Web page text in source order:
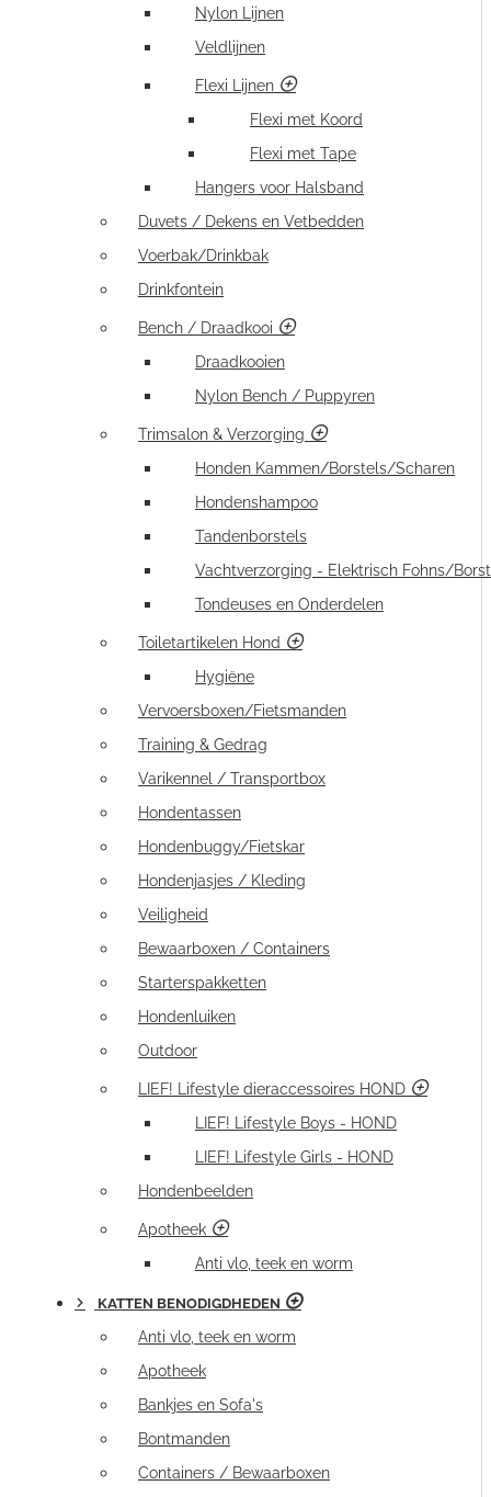
Nylon Lijnen
Veldlijnen
Flexi Lijnen
Flexi met Koord
Flexi met Tape
Hangers voor Halsband
Duvets / Dekens en Vetbedden
Voerbak/Drinkbak
Drinkfontein
Bench / Draadkooi
Draadkooien
Nylon Bench / Puppyren
Trimsalon & Verzorging
Honden Kammen/Borstels/Scharen
Hondenshampoo
Tandenborstels
Vachtverzorging - Elektrisch Fohns/
Tondeuses en Onderdelen
Toiletartikelen Hond
Hygiëne
Vervoersboxen/Fietsmanden
Training & Gedrag
Varikennel / Transportbox
Hondentassen
Hondenbuggy/Fietskar
Hondenjasjes / Kleding
Veiligheid
Bewaarboxen / Containers
Starterspakketten
Hondenluiken
Outdoor
LIEF! Lifestyle dieraccessoires HOND
LIEF! Lifestyle Boys - HOND
LIEF! Lifestyle Girls - HOND
Hondenbeelden
Apotheek
Anti vlo, teek en worm
KATTEN BENODIGDHEDEN
Anti vlo, teek en worm
Apotheek
Bankjes en Sofa's
Bontmanden
Containers / Bewaarboxen